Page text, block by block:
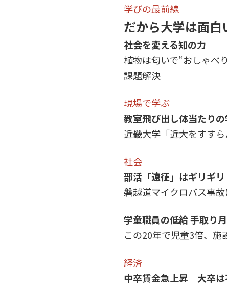
学びの最前線
だから大学は面白
社会を変える知の力
植物は匂いで“おしゃべ
課題解決
現場で学ぶ
教室飛び出し体当たり
近畿大学「近大をすす
社会
部活「遠征」はギリギ
磐越道マイクロバス事
学童職員の低給 手取り
この20年で児童3倍、
経済
中卒賃金急上昇 大卒は